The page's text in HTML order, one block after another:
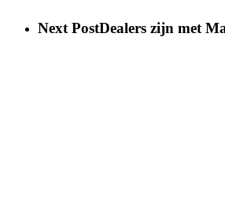
Next PostDealers zijn met